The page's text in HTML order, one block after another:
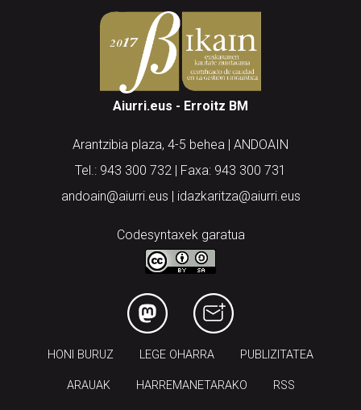
Aiurri.eus - Erroitz BM
Arantzibia plaza, 4-5 behea | ANDOAIN
Tel.: 943 300 732 | Faxa: 943 300 731
andoain@aiurri.eus | idazkaritza@aiurri.eus
Codesyntaxek garatua
HONI BURUZ LEGE OHARRA PUBLIZITATEA
ARAUAK HARREMANETARAKO RSS